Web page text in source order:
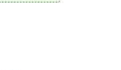
5L số lượng